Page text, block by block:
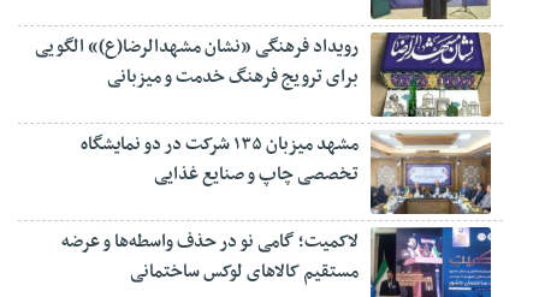
رویداد فرهنگی «نشان مشهدالرضا(ع)» الگویی
برای ترویج فرهنگ خدمت و میزبانی
مشهد میزبان ۱۳۵ شرکت در دو نمایشگاه
تخصصی چاپ و صنایع غذایی
لاکمیت؛ گامی نو در حذف واسطه‌ها و عرضه
مستقیم کالاهای لوکس ساختمانی